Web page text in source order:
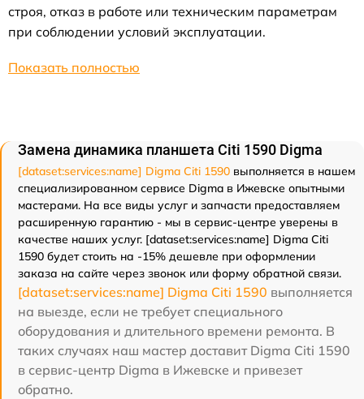
строя, отказ в работе или техническим параметрам
при соблюдении условий эксплуатации.
Показать полностью
Замена динамика планшета Citi 1590 Digma
[dataset:services:name] Digma Citi 1590 выполняется в нашем
специализированном сервисе Digma в Ижевске опытными
мастерами. На все виды услуг и запчасти предоставляем
расширенную гарантию - мы в сервис-центре уверены в
качестве наших услуг. [dataset:services:name] Digma Citi
1590 будет стоить на -15% дешевле при оформлении
заказа на сайте через звонок или форму обратной связи.
[dataset:services:name] Digma Citi 1590 выполняется
на выезде, если не требует специального
оборудования и длительного времени ремонта. В
таких случаях наш мастер доставит Digma Citi 1590
в сервис-центр Digma в Ижевске и привезет
обратно.